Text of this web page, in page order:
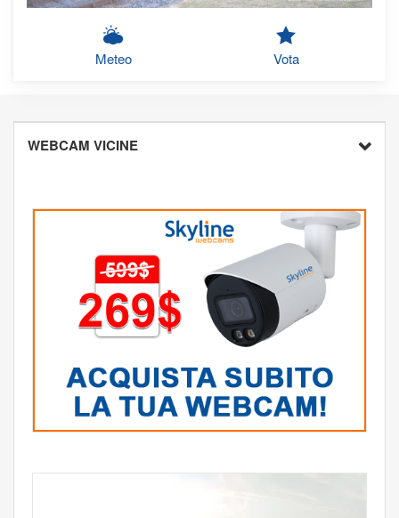
Meteo Vota
WEBCAM VICINE